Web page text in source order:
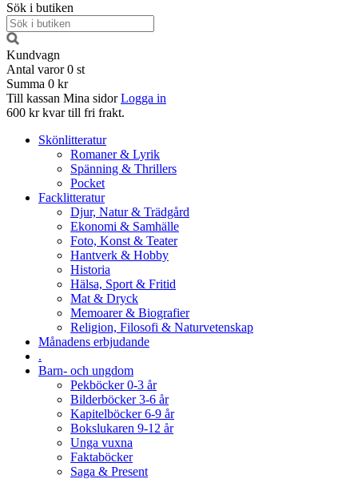
Sök i butiken
Kundvagn
Antal varor 0 st
Summa 0 kr
Till kassan Mina sidor Logga in
600 kr kvar till fri frakt.
Skönlitteratur
Romaner & Lyrik
Spänning & Thrillers
Pocket
Facklitteratur
Djur, Natur & Trädgård
Ekonomi & Samhälle
Foto, Konst & Teater
Hantverk & Hobby
Historia
Hälsa, Sport & Fritid
Mat & Dryck
Memoarer & Biografier
Religion, Filosofi & Naturvetenskap
Månadens erbjudande
.
Barn- och ungdom
Pekböcker 0-3 år
Bilderböcker 3-6 år
Kapitelböcker 6-9 år
Bokslukaren 9-12 år
Unga vuxna
Faktaböcker
Saga & Present